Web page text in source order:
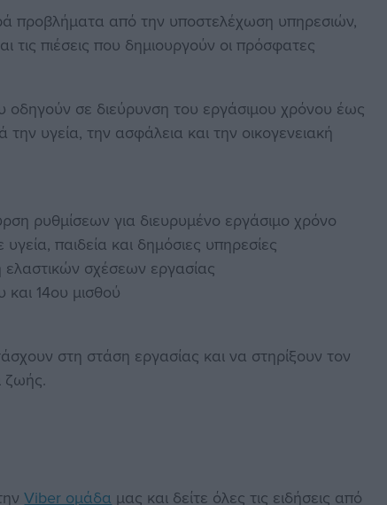
προβλήματα από την υποστελέχωση υπηρεσιών,
τις πιέσεις που δημιουργούν οι πρόσφατες
οδηγούν σε διεύρυνση του εργάσιμου χρόνου έως
υγεία, την ασφάλεια και την οικογενειακή
ρυθμίσεων για διευρυμένο εργάσιμο χρόνο
παιδεία και δημόσιες υπηρεσίες
σχέσεων εργασίας
14ου μισθού
στη στάση εργασίας και να στηρίξουν τον
ζωής.
Viber ομάδα μας και δείτε όλες τις ειδήσεις από